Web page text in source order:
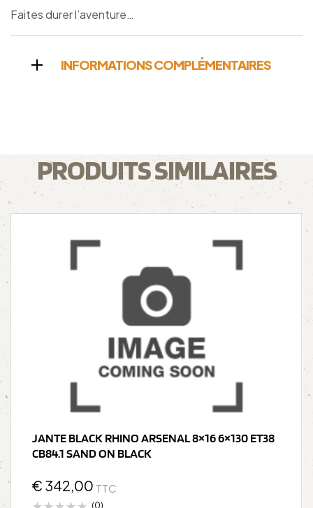
Faites durer l’aventure…
INFORMATIONS COMPLÉMENTAIRES
PRODUITS SIMILAIRES
JANTE BLACK RHINO ARSENAL 8×16 6×130 ET38
CB84.1 SAND ON BLACK
€ 342,00 TTC
(0)